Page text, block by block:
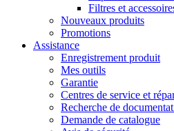
Filtres et
Nouveaux produits
Promotions
Assistance
Enregistrement produit
Mes outils
Garantie
Centres de service et
Recherche de
Demande de catalogue